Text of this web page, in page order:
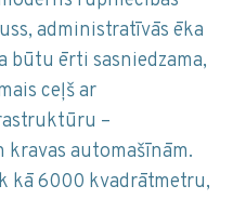
administratīvās ēka
būtu ērti sasniedzama,
ceļš ar
–
automašīnām.
kā 6000 kvadrātmetru,